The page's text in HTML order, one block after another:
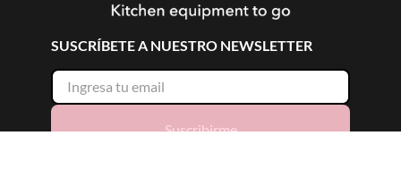
SUSCRÍBETE A NUESTRO NEWSLETTER
Suscribirme